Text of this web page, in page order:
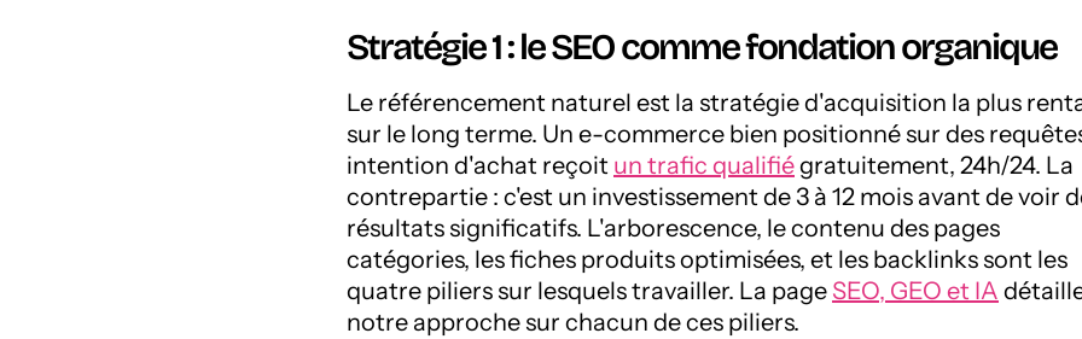
Stratégie 1 : le SEO comme fondation organique
Le référencement naturel est la stratégie d'acquisition la plus
sur le long terme. Un e-commerce bien positionné sur des
intention d'achat reçoit un trafic qualifiégratuitement, 24h/24. La
contrepartie : c'est un investissement de 3 à 12 mois avant de voir
résultats significatifs. L'arborescence, le contenu des pages
catégories, les fiches produits optimisées, et les backlinks sont les
quatre piliers sur lesquels travailler. La page SEO, GEO et IA
notre approche sur chacun de ces piliers.